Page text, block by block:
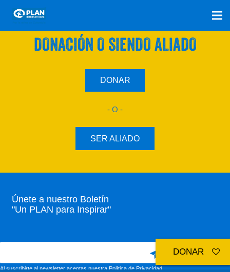
SÚMATE A NUESTRO PLAN CON UNA
DONACIÓN O SIENDO ALIADO
DONAR
- O -
SER ALIADO
Únete a nuestro Boletín
"Un PLAN para Inspirar"
Al suscribirte al newsletter aceptas nuestraPolítica de Privacidad
DONAR